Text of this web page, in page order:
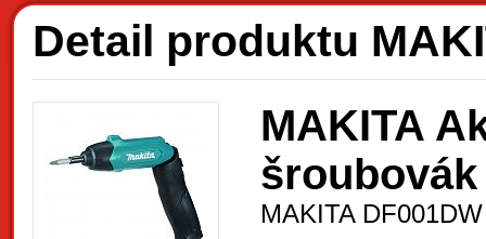
Detail produktu
MAKITA
šroubovák
MAKITA DF001DW